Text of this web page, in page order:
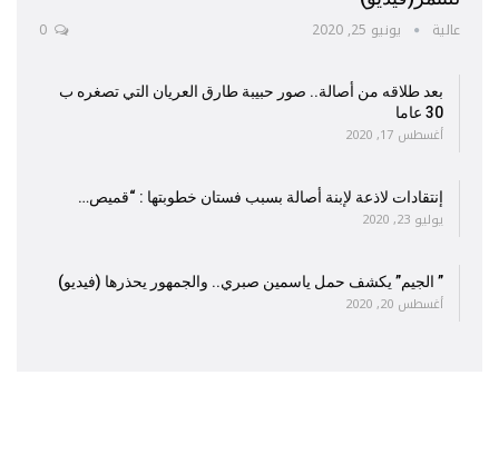
عالية يونيو 25, 2020
بعد طلاقه من أصالة.. صور حبيبة طارق العريان التي تصغره ب
30 عاما
أغسطس 17, 2020
إنتقادات لاذعة لإبنة أصالة بسبب فستان خطوبتها : “قميص…
يوليو 23, 2020
” الجيم” يكشف حمل ياسمين صبري.. والجمهور يحذرها (فيديو)
أغسطس 20, 2020